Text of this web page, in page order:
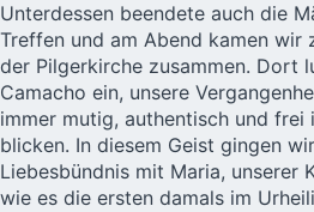
Unterdessen beendete auch die
Treffen und am Abend kamen wir
der Pilgerkirche zusammen. Dort
Camacho ein, unsere
immer mutig, authentisch und frei
blicken. In diesem Geist gingen
Liebesbündnis mit Maria, unserer
wie es die ersten damals im